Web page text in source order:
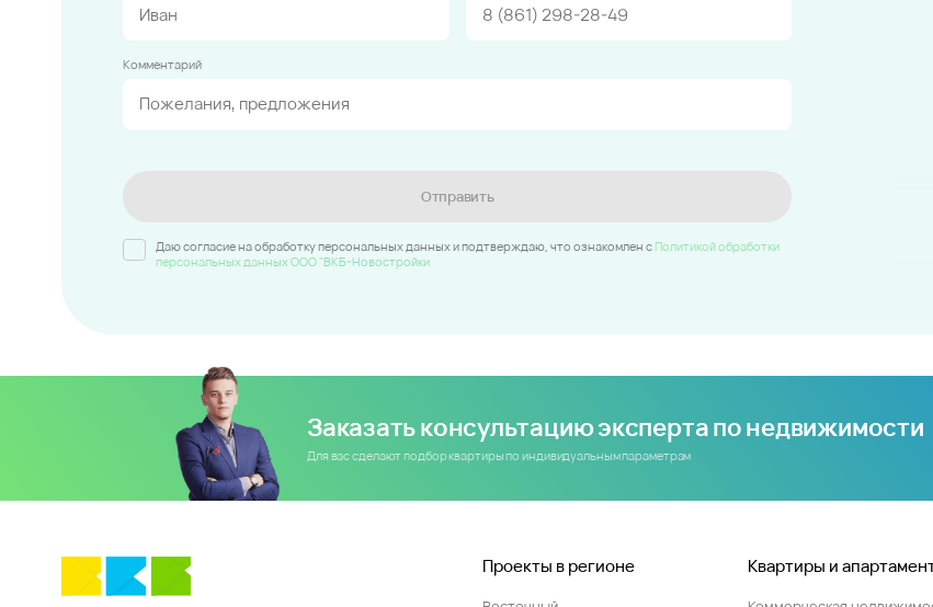
Комментарий
Отправить
Даю согласие на обработку персональных данных и подтверждаю, что ознакомлен c Политикой обработки
персональных данных ООО "ВКБ-Новостройки
Заказать консультацию эксперта по недвижимости
Для вас сделают подбор квартиры по индивидуальным параметрам
Проекты в регионе Квартиры и